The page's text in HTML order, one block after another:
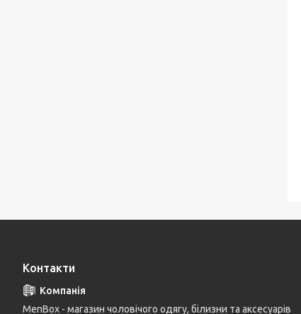
Контакти
MenBox - магазин чоловічого одягу, білизни та аксесуарів